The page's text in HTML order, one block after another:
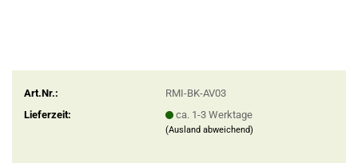
Art.Nr.:
RMI-BK-AV03
Lieferzeit:
ca. 1-3 Werktage
(Ausland abweichend)